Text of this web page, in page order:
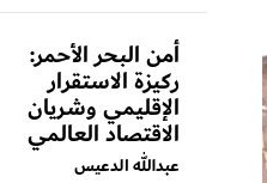
أمن البحر الأحمر:
ركيزة الاستقرار
الإقليمي وشريان
الاقتصاد العالمي
عبدالله الدعيس